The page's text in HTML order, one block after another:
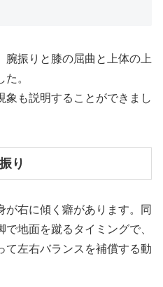
腕振りと膝の屈曲と上体の上
。
象も説明することができまし
り
右に傾く癖があります。同
地面を蹴るタイミングで、
て左右バランスを補償する動